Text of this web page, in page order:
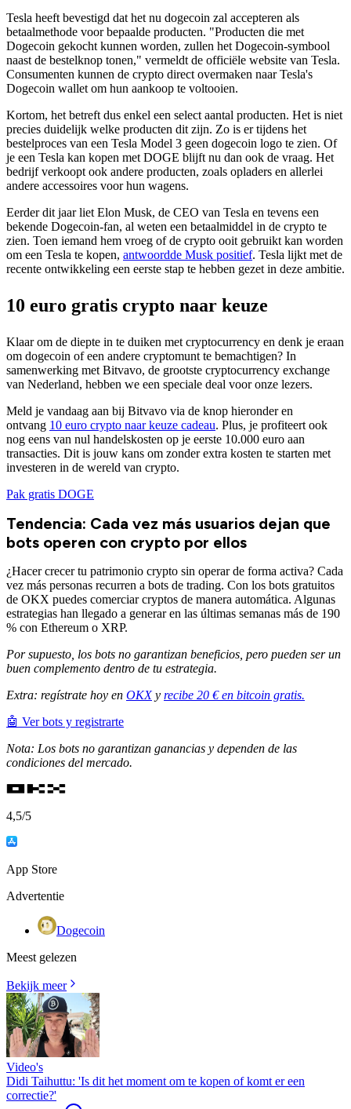
Tesla heeft bevestigd dat het nu dogecoin zal accepteren als
betaalmethode voor bepaalde producten. "Producten die met
Dogecoin gekocht kunnen worden, zullen het Dogecoin-symbool
naast de bestelknop tonen," vermeldt de officiële website van Tesla.
Consumenten kunnen de crypto direct overmaken naar Tesla's
Dogecoin wallet om hun aankoop te voltooien.
Kortom, het betreft dus enkel een select aantal producten. Het is niet
precies duidelijk welke producten dit zijn. Zo is er tijdens het
bestelproces van een Tesla Model 3 geen dogecoin logo te zien. Of
je een Tesla kan kopen met DOGE blijft nu dan ook de vraag. Het
bedrijf verkoopt ook andere producten, zoals opladers en allerlei
andere accessoires voor hun wagens.
Eerder dit jaar liet Elon Musk, de CEO van Tesla en tevens een
bekende Dogecoin-fan, al weten een betaalmiddel in de crypto te
zien. Toen iemand hem vroeg of de crypto ooit gebruikt kan worden
om een Tesla te kopen, antwoordde Musk positief. Tesla lijkt met de
recente ontwikkeling een eerste stap te hebben gezet in deze ambitie.
10 euro gratis crypto naar keuze
Klaar om de diepte in te duiken met cryptocurrency en denk je eraan
om dogecoin of een andere cryptomunt te bemachtigen? In
samenwerking met Bitvavo, de grootste cryptocurrency exchange
van Nederland, hebben we een speciale deal voor onze lezers.
Meld je vandaag aan bij Bitvavo via de knop hieronder en
ontvang 10 euro crypto naar keuze cadeau. Plus, je profiteert ook
nog eens van nul handelskosten op je eerste 10.000 euro aan
transacties. Dit is jouw kans om zonder extra kosten te starten met
investeren in de wereld van crypto.
Pak gratis DOGE
Tendencia: Cada vez más usuarios dejan que
bots operen con crypto por ellos
¿Hacer crecer tu patrimonio crypto sin operar de forma activa? Cada
vez más personas recurren a bots de trading. Con los bots gratuitos
de OKX puedes comerciar cryptos de manera automática. Algunas
estrategias han llegado a generar en las últimas semanas más de 190
% con Ethereum o XRP.
Por supuesto, los bots no garantizan beneficios, pero pueden ser un
buen complemento dentro de tu estrategia.
Extra: regístrate hoy en OKXy recibe 20 € en bitcoin gratis.
🤖 Ver bots y registrarte
Nota: Los bots no garantizan ganancias y dependen de las
condiciones del mercado.
4,5/5
App Store
Advertentie
Dogecoin
Meest gelezen
Bekijk meer
Video's
Didi Taihuttu: 'Is dit het moment om te kopen of komt er een
correctie?'